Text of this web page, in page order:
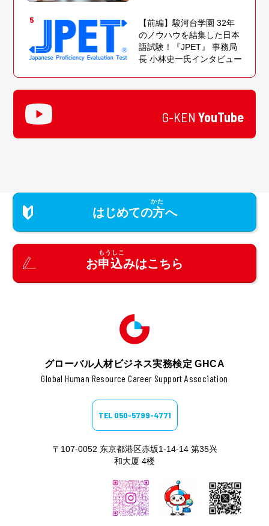
5
【前編】駿河台学園 32年
のノウハウを結集した日本
語試験！『JPET』 事務局
長 小林史一氏インタビュー
G-KEN YouTube
はじめての方へ
お申込みはこちら
グローバル人材ビジネス実務検定 GHCA
Global Human Resource Career Support Association
TEL 050-5799-4771
〒107-0052 东京都港区赤坂1-14-14 第35兴
和大厦 4楼